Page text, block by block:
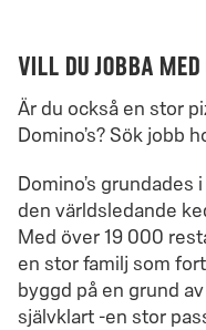
Vill du jobba med
Är du också en stor
Domino’s? Sök jobb
Domino’s grundades
den världsledande
Med över 19 000
en stor familj som
byggd på en grund
självklart -en stor